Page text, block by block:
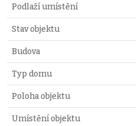
Podlaží umístění
Stav objektu
Budova
Typ domu
Poloha objektu
Umístění objektu